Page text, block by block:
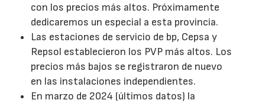
con los precios más altos. Próximamente
dedicaremos un especial a esta provincia.
Las estaciones de servicio de bp, Cepsa y
Repsol establecieron los PVP más altos. Los
precios más bajos se registraron de nuevo
en las instalaciones independientes.
En marzo de 2024 (últimos datos) la